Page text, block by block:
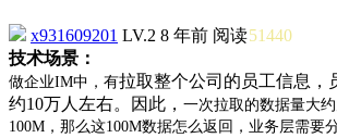
x931609201 LV.2 8 年前 阅读51440
技术场景：
做企业IM中，有拉取整个公司的员工信息，
约10万人左右。因此， 一次拉取的数据量大
100M， 那么这100M数据怎么返回，业务层需要